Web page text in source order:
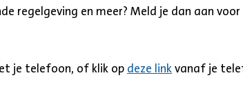
regelgeving en meer? Meld je dan aan
je telefoon, of klik op deze linkvanaf je